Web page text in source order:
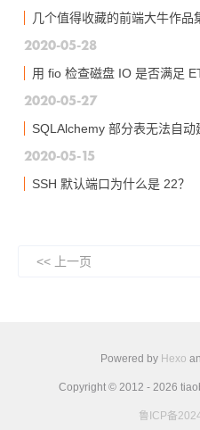
几个值得收藏的前端大牛作品
2020-05-28
用 fio 检查磁盘 IO 是否满足
2020-05-27
SQLAlchemy 部分表无法自
2020-05-15
SSH 默认端口为什么是 22？
<< 上一页
Powered by Hexo
Copyright © 2012 - 2026
鲁ICP备